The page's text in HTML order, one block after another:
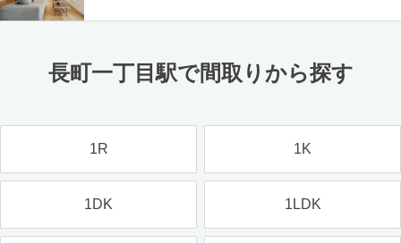
長町一丁目駅で間取りから探す
1R 1K
1DK 1LDK